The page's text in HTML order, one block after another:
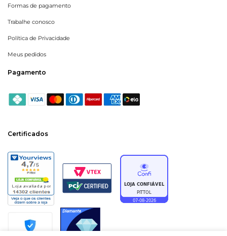
Formas de pagamento
Trabalhe conosco
Política de Privacidade
Meus pedidos
Pagamento
Certificados